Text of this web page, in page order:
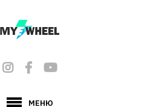
Макс
35 km
МЕНЮ